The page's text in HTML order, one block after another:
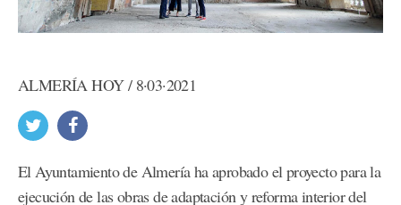
ALMERÍA HOY / 8·03·2021
El Ayuntamiento de Almería ha aprobado el proyecto para la
ejecución de las obras de adaptación y reforma interior del